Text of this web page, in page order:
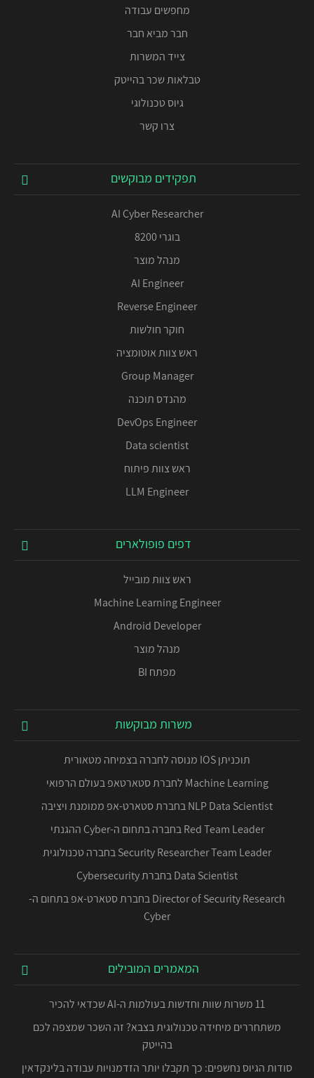
מחפשים עבודה
חבר מביא חבר
צייד המשרות
טבלאות שכר בהייטק
גיוס טכנולוגי
צרו קשר
תפקידים מבוקשים
AI Cyber Researcher
בוגרי 8200
מנהל מוצר
AI Engineer
Reverse Engineer
חוקר חולשות
ראש צוות אוטומציה
Group Manager
מהנדס תוכנה
DevOps Engineer
Data scientist
ראש צוות פיתוח
LLM Engineer
דפים פופולארים
ראש צוות מובייל
Machine Learning Engineer
Android Developer
מנהל מוצר
מפתח BI
משרות מבוקשות
תוכניתן IOS מנוסה לחברה בצמיחה מטאורית
Machine Learning לחברת סטארטאפ בעולם הרפואי
NLP Data Scientist בחברת סטארט-אפ ממומנת ויציבה
Red Team Leader בחברה בתחום ה-Cyber ההגנתי
Security Researcher Team Leader בחברה טכנולוגית
Data Scientist בחברת Cybersecurity
Director of Security Research בחברת סטארט-אפ בתחום ה-
Cyber
המאמרים המובילים
11 משרות שוות וחדשות בעולמות ה-AI שכדאי להכיר
משתחררים מיחידה טכנולוגית בצבא? זה השכר שמצפה לכם
בהייטק
סודות הגיוס נחשפים: כך תקבלו יותר הזדמנויות עבודה בלינקדאין